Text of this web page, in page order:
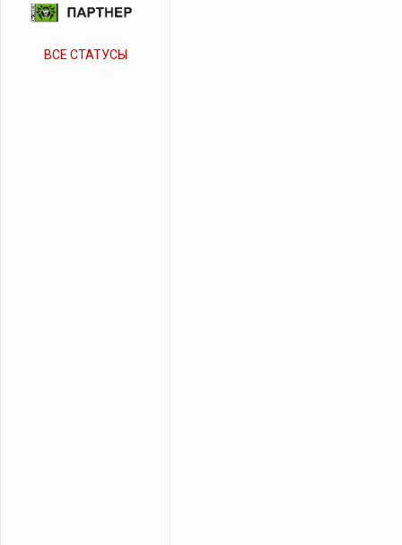
ВСЕ СТАТУСЫ